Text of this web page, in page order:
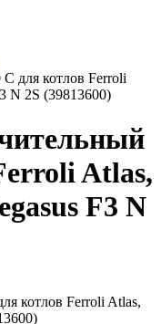
для котлов Ferroli
N 2S (39813600)
Atlas,
F3 N